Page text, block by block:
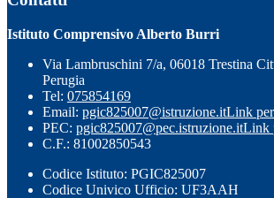
Istituto Comprensivo Alberto Burri
Via Lambruschini 7/a, 06018 Trestina
Perugia
Tel: 075854169
Email: pgic825007@istruzione.itLink
PEC: pgic825007@pec.istruzione.itLink
C.F.: 81002850543
Codice Istituto: PGIC825007
Codice Univico Ufficio: UF3AAH